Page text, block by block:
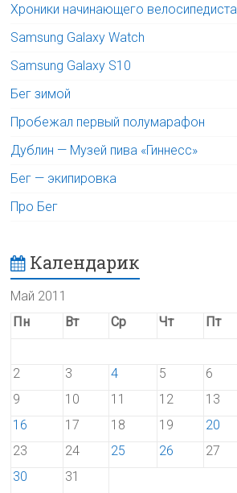
Хроники начинающего велосипедиста
Samsung Galaxy Watch
Samsung Galaxy S10
Бег зимой
Пробежал первый полумарафон
Дублин — Музей пива «Гиннесс»
Бег — экипировка
Про Бег
Календарик
Май 2011
Пн
Вт Ср Чт Пт
2
3 4 5 6
9
10 11 12 13
16
17 18 19 20
23
24 25 26 27
30
31